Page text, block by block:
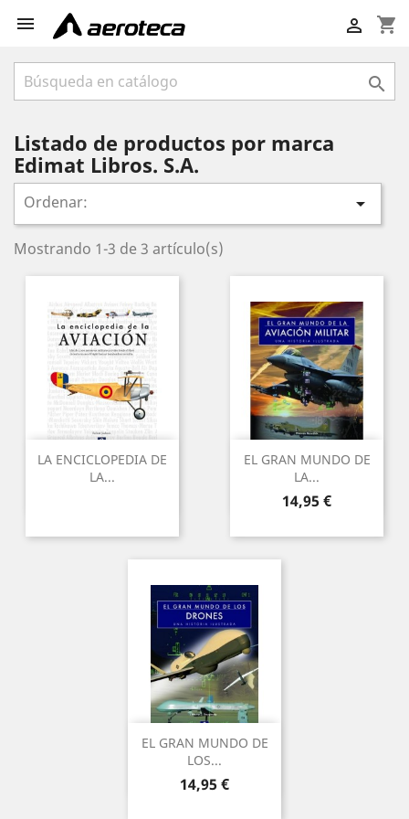
 shopping_cart


Listado de productos por marca
Edimat Libros. S.A.
Ordenar: 
Mostrando 1-3 de 3 artículo(s)
LA ENCICLOPEDIA DE
LA...
EL GRAN MUNDO DE
LA...
Precio
14,95 €
EL GRAN MUNDO DE
LOS...
Precio
14,95 €